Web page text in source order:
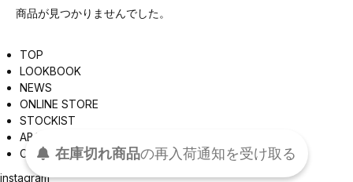
商品が見つかりませんでした。
TOP
LOOKBOOK
NEWS
ONLINE STORE
STOCKIST
ABOUT
CONTACT
instagram
在庫切れ商品の再入荷通知を受け取る